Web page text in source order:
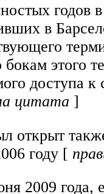
в
этого
доступа
цитата ]
открыт
году [
2009 года,